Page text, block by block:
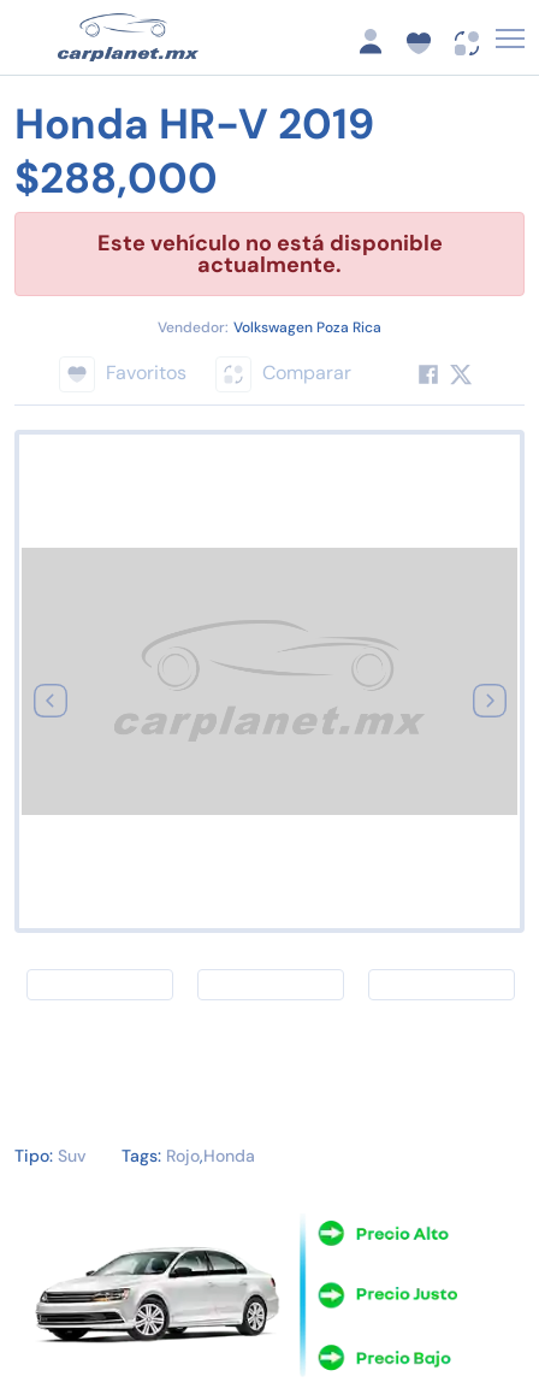
Honda HR-V 2019
$288,000
Este vehículo no está disponible
actualmente.
Vendedor: Volkswagen Poza Rica
Favoritos Comparar
Tipo: Suv Tags: Rojo,Honda